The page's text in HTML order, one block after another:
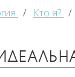
/ Кто я? /